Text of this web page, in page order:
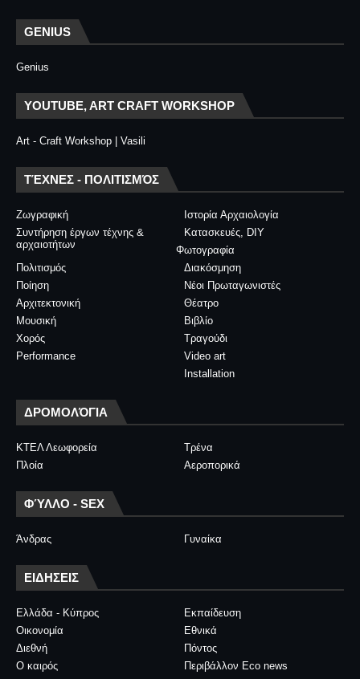
GENIUS
Genius
YOUTUBE, ART CRAFT WORKSHOP
Art - Craft Workshop | Vasili
ΤΈΧΝΕΣ - ΠΟΛΙΤΙΣΜΌΣ
Ζωγραφική
Ιστορία Αρχαιολογία
Συντήρηση έργων τέχνης &
αρχαιοτήτων
Κατασκευές, DIY
Φωτογραφία
Διακόσμηση
Πολιτισμός
Νέοι Πρωταγωνιστές
Ποίηση
Θέατρο
Αρχιτεκτονική
Βιβλίο
Μουσική
Τραγούδι
Χορός
Video art
Performance
Installation
ΔΡΟΜΟΛΌΓΙΑ
ΚΤΕΛ Λεωφορεία
Τρένα
Πλοία
Αεροπορικά
ΦΎΛΛΟ - SEX
Άνδρας Γυναίκα
ΕΙΔΗΣΕΙΣ
Ελλάδα - Κύπρος
Εκπαίδευση
Οικονομία
Εθνικά
Διεθνή
Πόντος
Ο καιρός
Περιβάλλον Eco news